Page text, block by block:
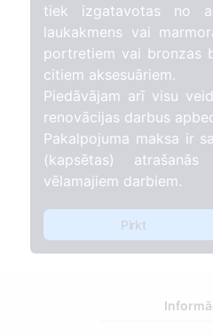
tiek izgatavotas no
laukakmens vai
portretiem vai bronzas
citiem aksesuāriem.
Piedāvājam arī visu
renovācijas darbus
Pakalpojuma maksa ir
(kapsētas)
vēlamajiem darbiem.
Pirkt